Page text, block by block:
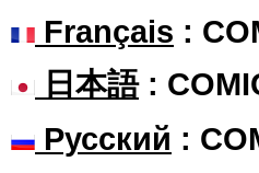
Français :
日本語:
Русский :